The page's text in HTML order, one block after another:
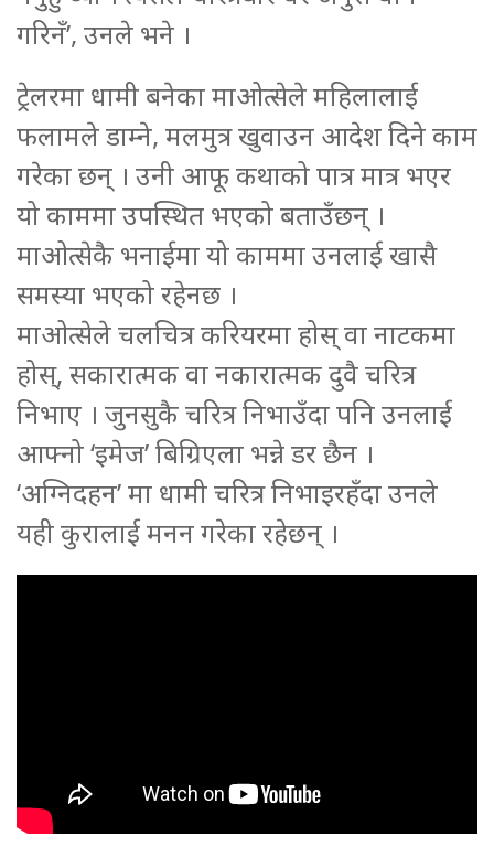
गरिनँ’, उनले भने ।
ट्रेलरमा धामी बनेका माओत्सेले महिलालाई
फलामले डाम्ने, मलमुत्र खुवाउन आदेश दिने काम
गरेका छन् । उनी आफू कथाको पात्र मात्र भएर
यो काममा उपस्थित भएको बताउँछन् ।
माओत्सेकै भनाईमा यो काममा उनलाई खासै
समस्या भएको रहेनछ ।
माओत्सेले चलचित्र करियरमा होस् वा नाटकमा
होस्, सकारात्मक वा नकारात्मक दुवै चरित्र
निभाए । जुनसुकै चरित्र निभाउँदा पनि उनलाई
आफ्नो ‘इमेज’ बिग्रिएला भन्ने डर छैन ।
‘अग्निदहन’ मा धामी चरित्र निभाइरहँदा उनले
यही कुरालाई मनन गरेका रहेछन् ।